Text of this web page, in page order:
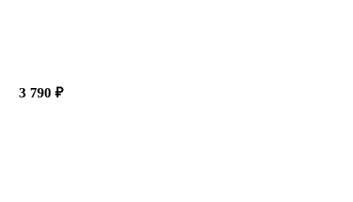
3 790 ₽